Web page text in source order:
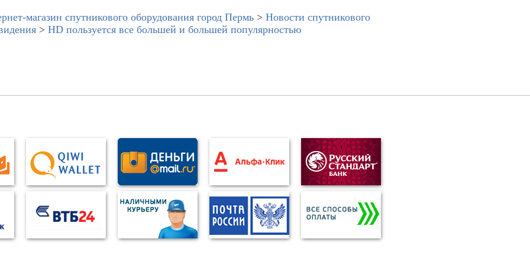
магазин спутникового оборудования город Пермь > Новости спутникового
> HD пользуется все большей и большей популярностью